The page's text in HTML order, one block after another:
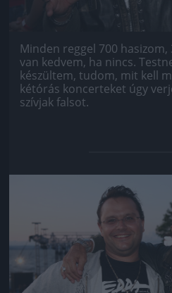
Minden reggel 700 hasizom,
van kedvem, ha nincs.
készültem, tudom, mit kell
kétórás koncerteket úgy
szívjak falsot.
Jön még